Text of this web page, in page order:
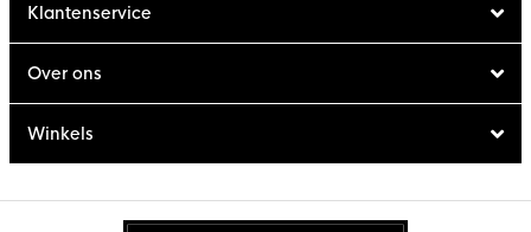
Klantenservice
Over ons
Winkels